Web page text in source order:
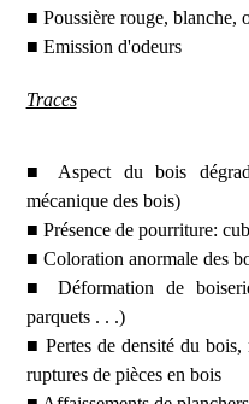
■ Poussière rouge, blanche,
■ Emission d'odeurs
Traces
■ Aspect du bois
mécanique des bois)
■ Présence de pourriture:
■ Coloration anormale des
■ Déformation de
parquets . . .)
■ Pertes de densité du
ruptures de pièces en bois